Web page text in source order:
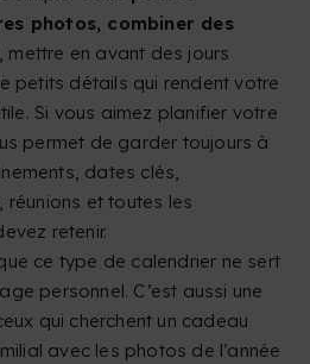
photos, combiner des
, mettre en avant des jours
petits détails qui rendent votre
Si vous aimez planifier votre
permet de garder toujours à
dates clés,
réunions et toutes les
retenir.
ce type de calendrier ne sert
personnel. C’est aussi une
qui cherchent un cadeau
avec les photos de l’année